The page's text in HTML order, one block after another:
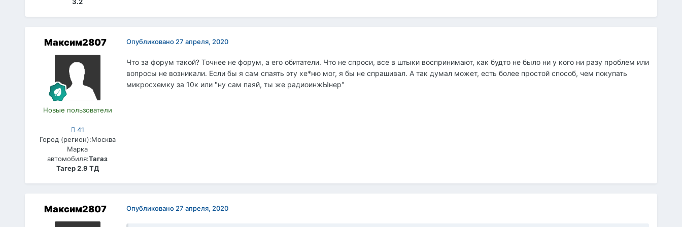
Максим2807
Новые пользователи
41
Город (регион):Москва
Марка
автомобиля:Тагаз
Тагер 2.9 ТД
Опубликовано 27 апреля, 2020
Что за форум такой? Точнее не форум, а его обитатели. Что не спроси, все в штыки воспринимают, как будто не было ни у кого ни разу проблем или
вопросы не возникали. Если бы я сам спаять эту хе*ню мог, я бы не спрашивал. А так думал может, есть более простой способ, чем покупать
микросхемку за 10к или "ну сам паяй, ты же радиоинжЫнер"
Максим2807 Опубликовано 27 апреля, 2020